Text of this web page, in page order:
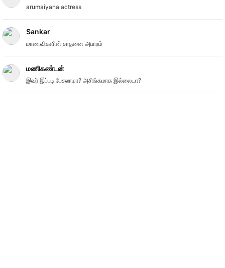
arumaiyana actress
Sankar
மாணவிகளின் சாதனை அபாரம்
மணிகண்டன்
இவர் இப்படி பேசலாமா? அசிங்கமாக இல்லையா?